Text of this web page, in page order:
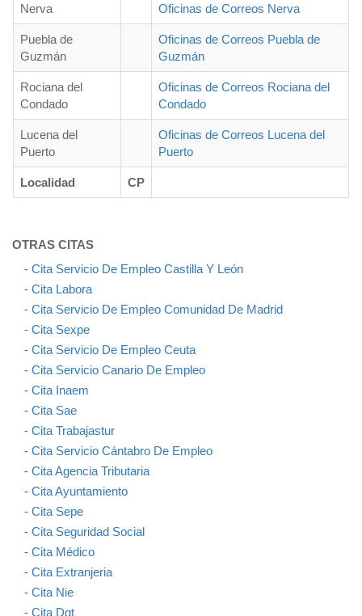
Nerva Oficinas de Correos Nerva
Puebla de
Guzmán
Oficinas de Correos Puebla de
Guzmán
Rociana del
Condado
Oficinas de Correos Rociana del
Condado
Lucena del
Puerto
Oficinas de Correos Lucena del
Puerto
Localidad CP
OTRAS CITAS
- Cita Servicio De Empleo Castilla Y León
- Cita Labora
- Cita Servicio De Empleo Comunidad De Madrid
- Cita Sexpe
- Cita Servicio De Empleo Ceuta
- Cita Servicio Canario De Empleo
- Cita Inaem
- Cita Sae
- Cita Trabajastur
- Cita Servicio Cántabro De Empleo
- Cita Agencia Tributaria
- Cita Ayuntamiento
- Cita Sepe
- Cita Seguridad Social
- Cita Médico
- Cita Extranjeria
- Cita Nie
- Cita Dgt